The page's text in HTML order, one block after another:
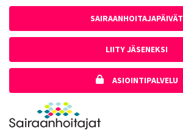
SAIRAANHOITAJAPÄIVÄT
LIITY JÄSENEKSI
ASIOINTIPALVELU
Etusivulle